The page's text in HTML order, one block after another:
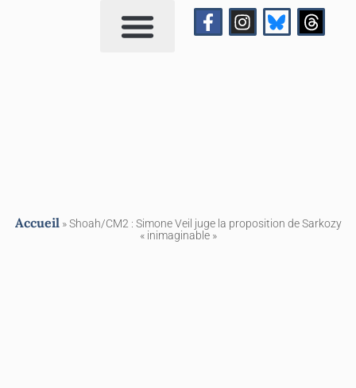
Accueil»Shoah/CM2 : Simone Veil juge la proposition de Sarkozy
« inimaginable »